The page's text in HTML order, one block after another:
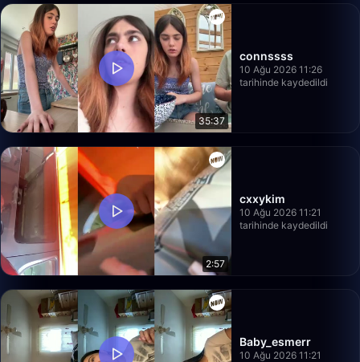
35:37
connssss
10 Ağu 2026 11:26
tarihinde kaydedildi
2:57
cxxykim
10 Ağu 2026 11:21
tarihinde kaydedildi
Baby_esmerr
10 Ağu 2026 11:21